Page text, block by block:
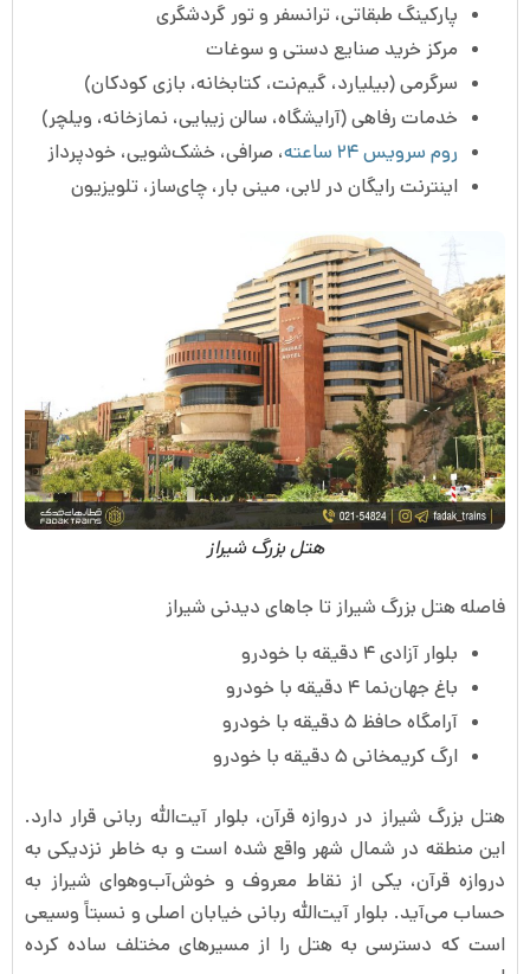
پارکینگ طبقاتی، ترانسفر و تور گردشگری
مرکز خرید صنایع دستی و سوغات
سرگرمی (بیلیارد، گیم‌نت، کتابخانه، بازی کودکان)
خدمات رفاهی (آرایشگاه، سالن زیبایی، نمازخانه، ویلچر)
روم سرویس ۲۴ ساعته
، صرافی، خشک‌شویی، خودپرداز
اینترنت رایگان در لابی، مینی بار، چای‌ساز، تلویزیون
هتل بزرگ شیراز
فاصله هتل بزرگ شیراز تا جاهای دیدنی شیراز
بلوار آزادی ۴ دقیقه با خودرو
باغ جهان‌نما ۴ دقیقه با خودرو
آرامگاه حافظ ۵ دقیقه با خودرو
ارگ کریمخانی ۵ دقیقه با خودرو
هتل بزرگ شیراز در دروازه قرآن، بلوار آیت‌الله ربانی قرار دارد.
این منطقه در شمال شهر واقع شده است و به خاطر نزدیکی به
دروازه قرآن، یکی از نقاط معروف و خوش‌آب‌وهوای شیراز به
حساب می‌آید. بلوار آیت‌الله ربانی خیابان اصلی و نسبتاً وسیعی
است که دسترسی به هتل را از مسیرهای مختلف ساده کرده